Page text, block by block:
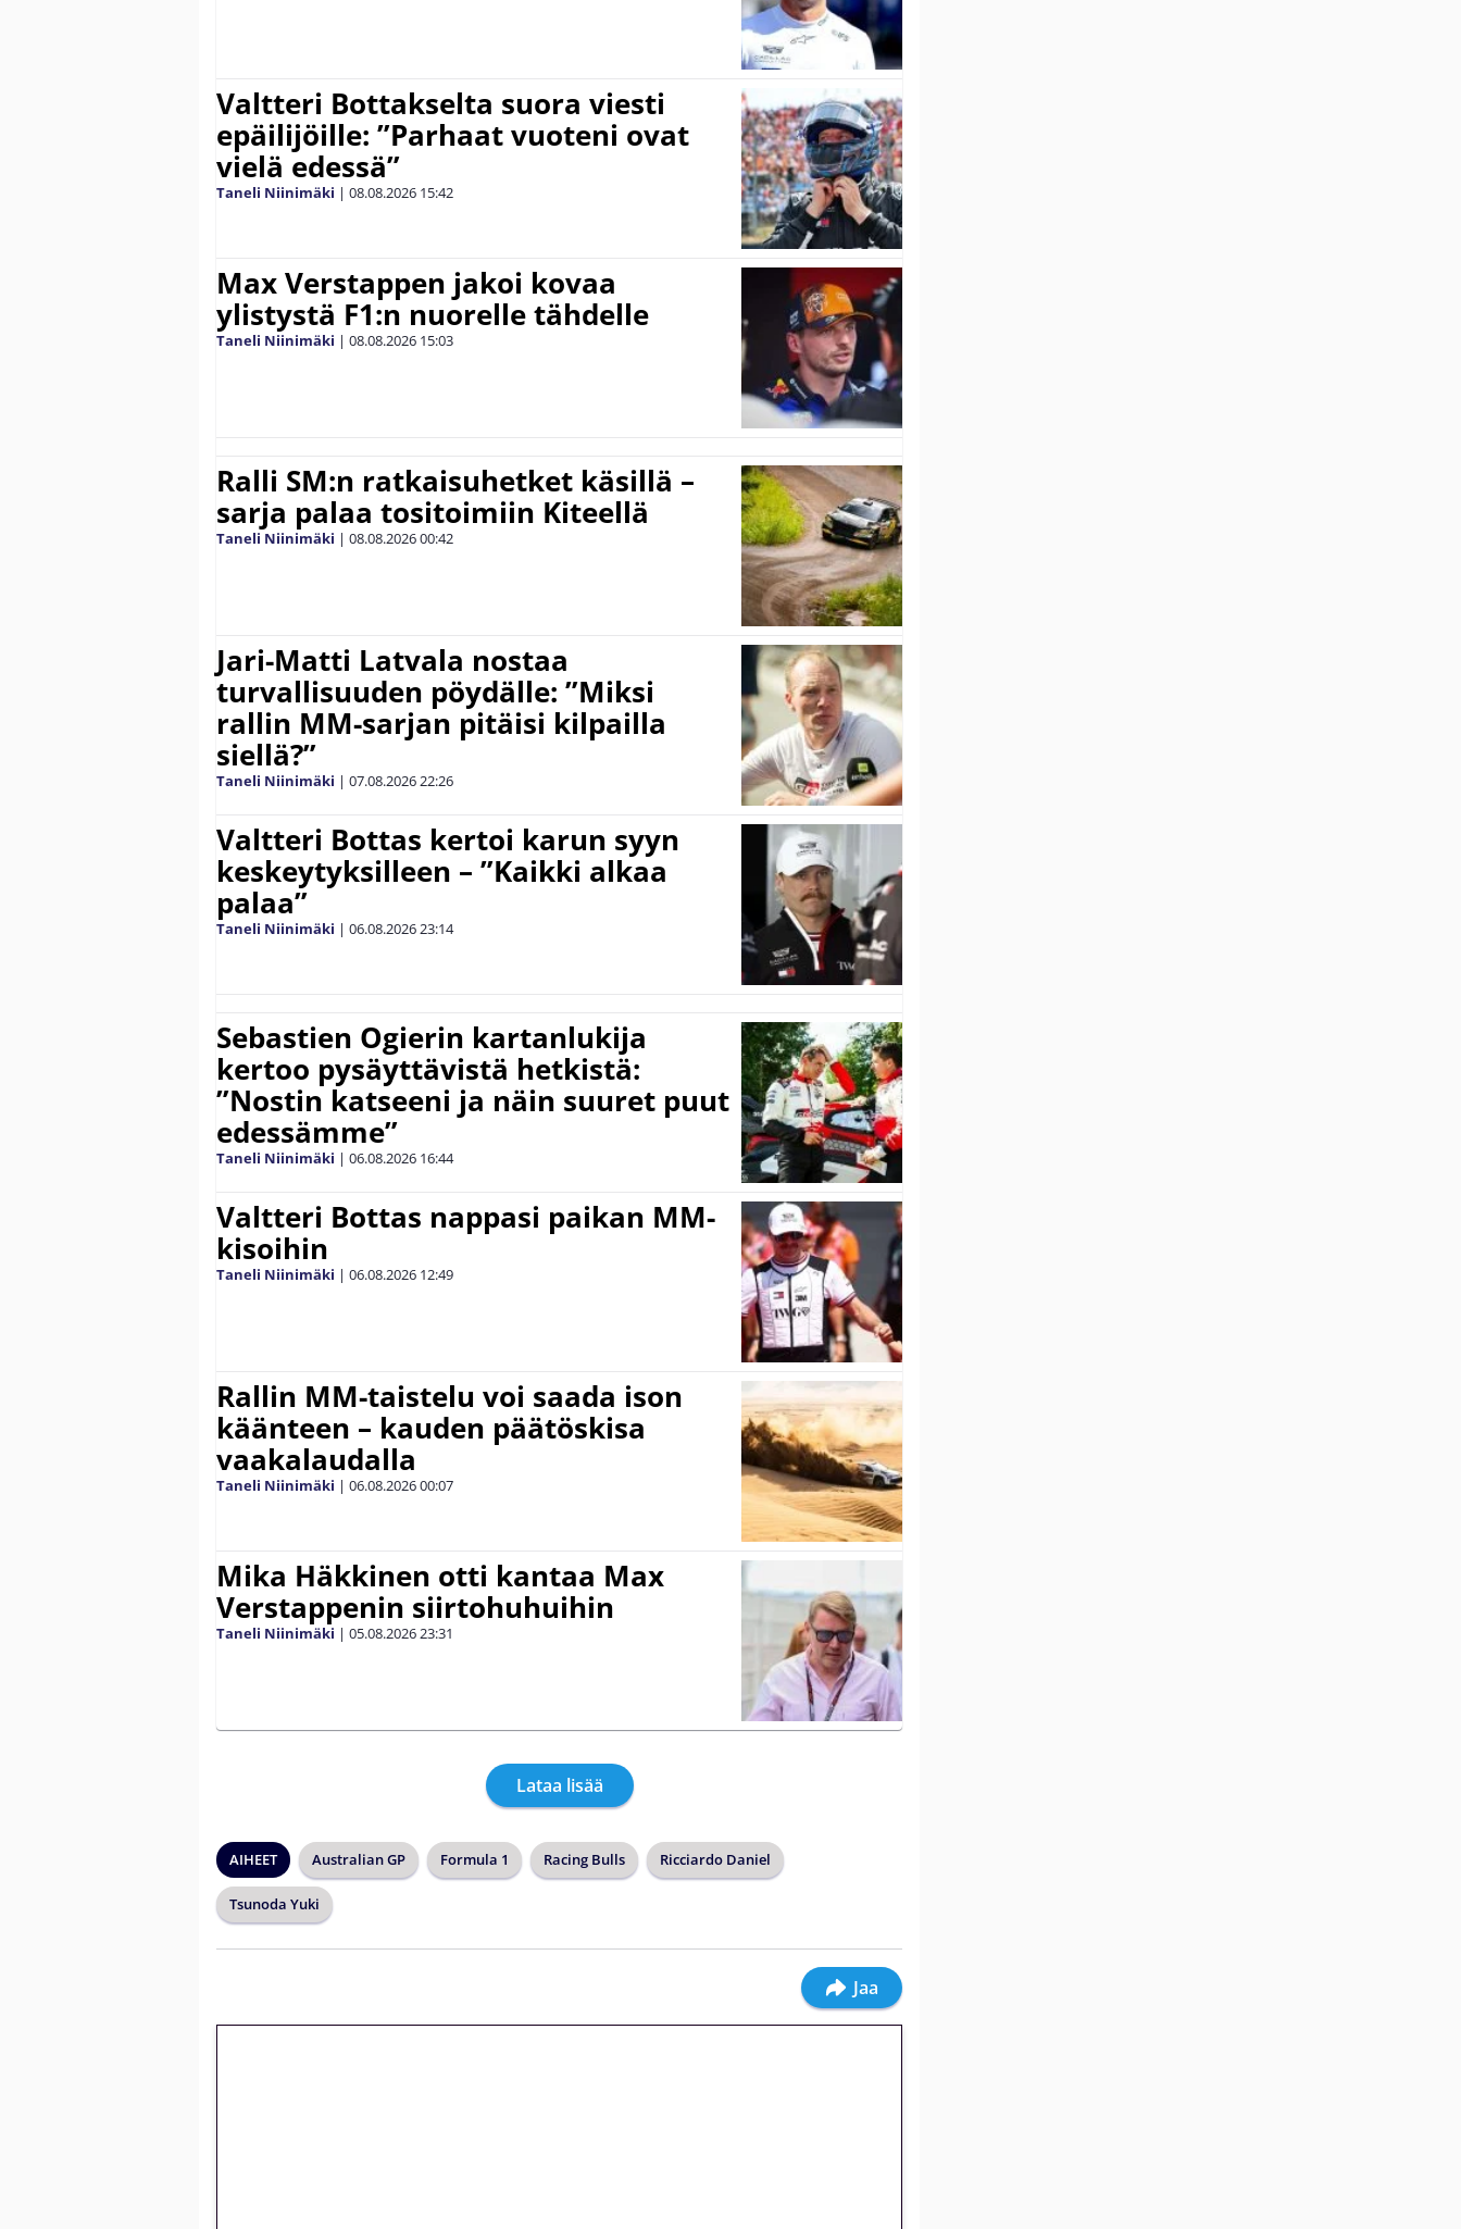
Valtteri Bottakselta suora viesti
epäilijöille: ”Parhaat vuoteni ovat
vielä edessä”
Taneli Niinimäki | 08.08.2026 15:42
Max Verstappen jakoi kovaa
ylistystä F1:n nuorelle tähdelle
Taneli Niinimäki | 08.08.2026 15:03
Ralli SM:n ratkaisuhetket käsillä –
sarja palaa tositoimiin Kiteellä
Taneli Niinimäki | 08.08.202600:42
Jari-Matti Latvala nostaa
turvallisuuden pöydälle: ”Miksi
rallin MM-sarjan pitäisi kilpailla
siellä?”
Taneli Niinimäki | 07.08.202622:26
Valtteri Bottas kertoi karun syyn
keskeytyksilleen – ”Kaikki alkaa
palaa”
Taneli Niinimäki | 06.08.202623:14
Sebastien Ogierin kartanlukija
kertoo pysäyttävistä hetkistä:
”Nostin katseeni ja näin suuret puut
edessämme”
Taneli Niinimäki | 06.08.2026 16:44
Valtteri Bottas nappasi paikan MM-
kisoihin
Taneli Niinimäki | 06.08.2026 12:49
Rallin MM-taistelu voi saada ison
käänteen – kauden päätöskisa
vaakalaudalla
Taneli Niinimäki | 06.08.202600:07
Mika Häkkinen otti kantaa Max
Verstappenin siirtohuhuihin
Taneli Niinimäki | 05.08.202623:31
Lataa lisää
AIHEET Australian GP Formula 1 Racing Bulls Ricciardo Daniel
Tsunoda Yuki
Jaa